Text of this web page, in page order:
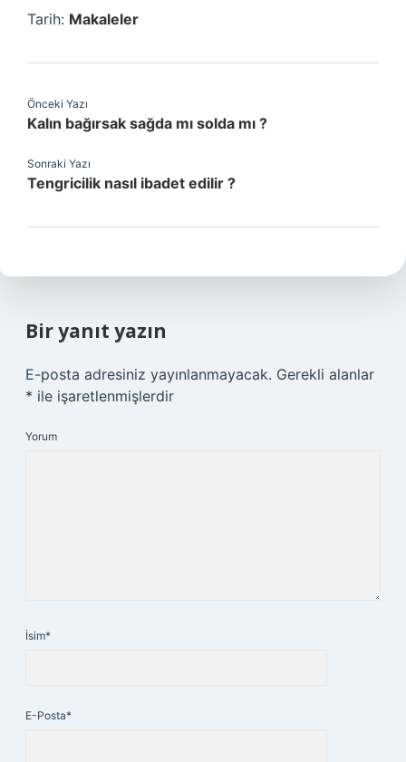
Tarih: Makaleler
Önceki Yazı
Kalın bağırsak sağda mı solda mı ?
Sonraki Yazı
Tengricilik nasıl ibadet edilir ?
Bir yanıt yazın
E-posta adresiniz yayınlanmayacak. Gerekli alanlar
* ile işaretlenmişlerdir
Yorum
İsim*
E-Posta*